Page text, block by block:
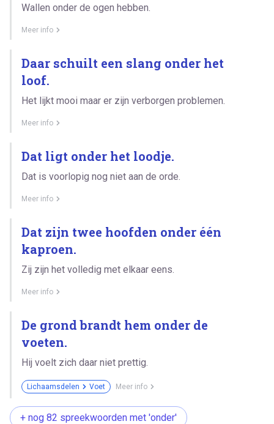
Wallen onder de ogen hebben.
Meer info
Daar schuilt een slang onder het
loof.
Het lijkt mooi maar er zijn verborgen problemen.
Meer info
Dat ligt onder het loodje.
Dat is voorlopig nog niet aan de orde.
Meer info
Dat zijn twee hoofden onder één
kaproen.
Zij zijn het volledig met elkaar eens.
Meer info
De grond brandt hem onder de
voeten.
Hij voelt zich daar niet prettig.
Lichaamsdelen Voet Meer info
+ nog 82 spreekwoorden met 'onder'